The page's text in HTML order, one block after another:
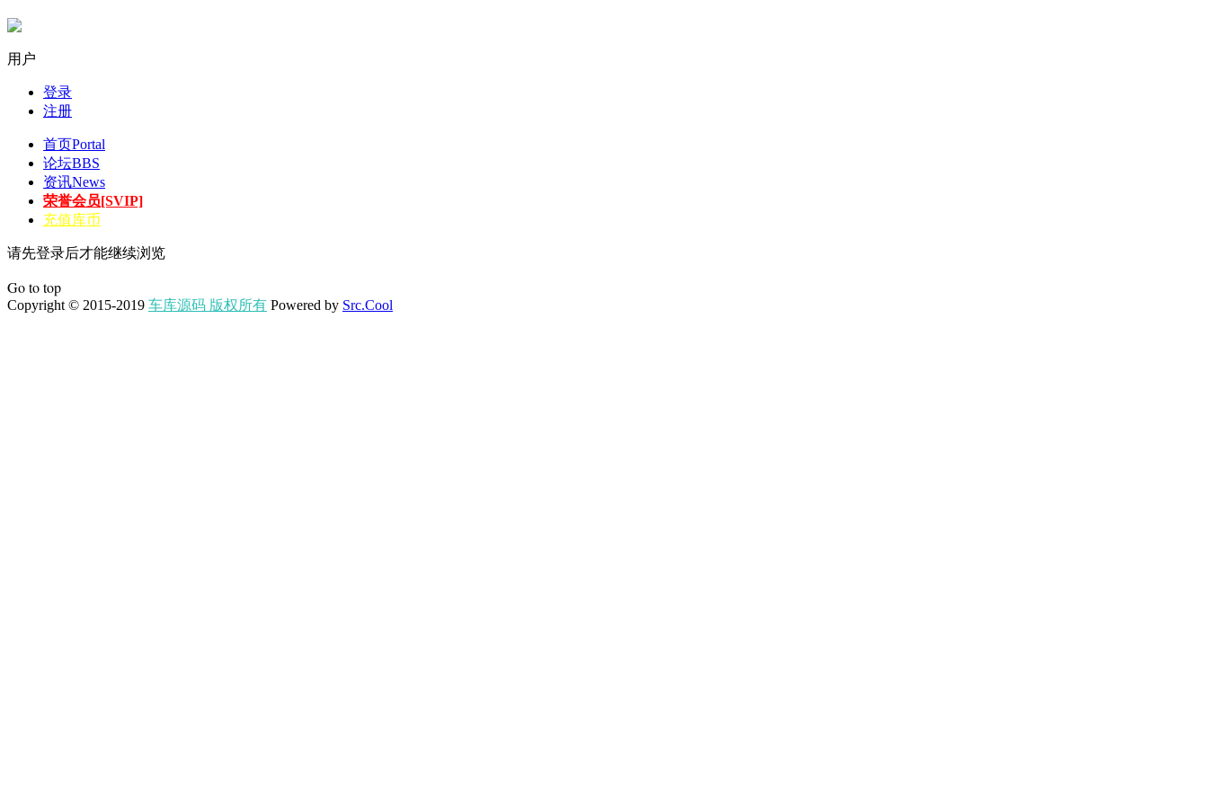
用户
登录
注册
首页Portal
论坛BBS
资讯News
荣誉会员[SVIP]
充值库币
请先登录后才能继续浏览
Go to top
Copyright © 2015-2019 车库源码 版权所有 Powered by Src.Cool